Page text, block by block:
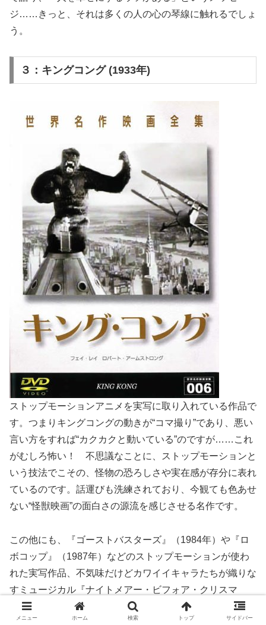
ジ……きっと、それは多くの人の心の琴線に触れるでしょ
う。
３：キングコング (1933年)
ストップモーションアニメを実写に取り入れている作品で
す。つまりキングコングの動きが“コマ撮り”であり、悪い
言い方をすれば“カクカクと動いている”のですが……これ
がむしろ怖い！ 不思議なことに、ストップモーションと
いう技法でこその、怪物の恐ろしさや実在感が存分に表れ
ているのです。話運びも洗練されており、今観ても色あせ
ない“怪獣映画”の面白さの源流を感じさせる名作です。
この他にも、『ゴーストバスターズ』（1984年）や『ロ
ボコップ』（1987年）などのストップモーションが使わ
れた実写作品、不気味だけどカワイイキャラたちが織りな
すミュージカル『ナイトメアー・ビフォア・クリスマ
ス』、はたまたギョッとする不気味さがある『アリス』
（ヤン・シュヴァンクマイエル監督作）などなど、ストッ
メニュー ホーム 検索 トップ サイドバー